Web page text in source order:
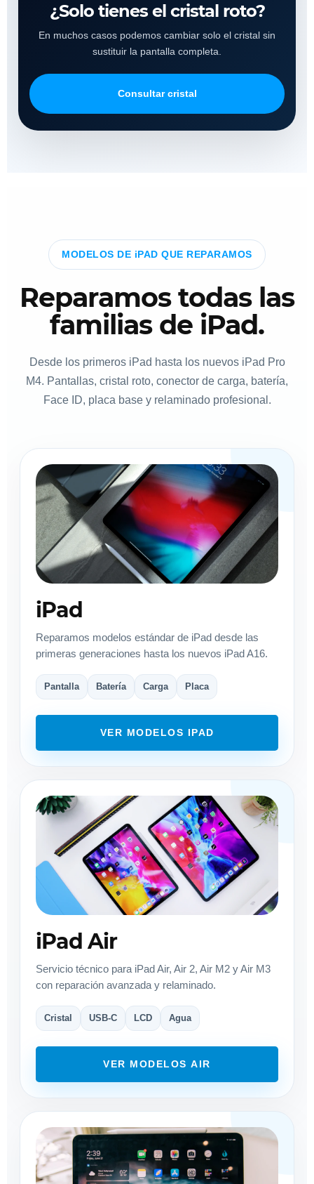
¿Solo tienes el cristal roto?
En muchos casos podemos cambiar solo el cristal sin
sustituir la pantalla completa.
Consultar cristal
MODELOS DE iPAD QUE REPARAMOS
Reparamos todas las
familias de iPad.
Desde los primeros iPad hasta los nuevos iPad Pro
M4. Pantallas, cristal roto, conector de carga, batería,
Face ID, placa base y relaminado profesional.
iPad
Reparamos modelos estándar de iPad desde las
primeras generaciones hasta los nuevos iPad A16.
Pantalla Batería Carga Placa
VER MODELOS IPAD
iPad Air
Servicio técnico para iPad Air, Air 2, Air M2 y Air M3
con reparación avanzada y relaminado.
Cristal USB-C LCD Agua
VER MODELOS AIR